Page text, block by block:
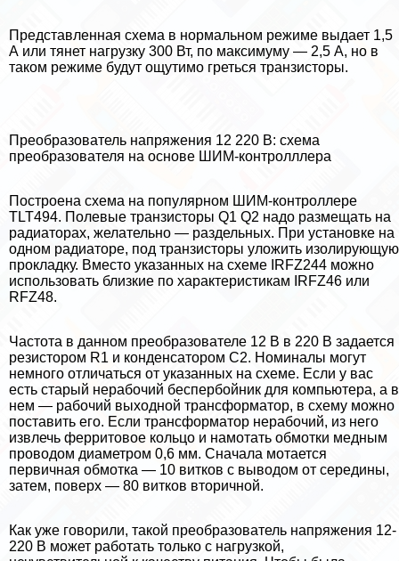
Представленная схема в нормальном режиме выдает 1,5
А или тянет нагрузку 300 Вт, по максимуму — 2,5 А, но в
таком режиме будут ощутимо греться транзисторы.
Преобразователь напряжения 12 220 В: схема
преобразователя на основе ШИМ-контролллера
Построена схема на популярном ШИМ-контроллере
TLT494. Полевые транзисторы Q1 Q2 надо размещать на
радиаторах, желательно — раздельных. При установке на
одном радиаторе, под транзисторы уложить изолирующую
прокладку. Вместо указанных на схеме IRFZ244 можно
использовать близкие по хаpaктеристикам IRFZ46 или
RFZ48.
Частота в данном преобразователе 12 В в 220 В задается
резистором R1 и конденсатором C2. Номиналы могут
немного отличаться от указанных на схеме. Если у вас
есть старый нерабочий беспербойник для компьютера, а в
нем — рабочий выходной трaнcформатор, в схему можно
поставить его. Если трaнcформатор нерабочий, из него
извлечь ферритовое кольцо и намотать обмотки медным
проводом диаметром 0,6 мм. Сначала мотается
первичная обмотка — 10 витков с выводом от середины,
затем, поверх — 80 витков вторичной.
Как уже говорили, такой преобразователь напряжения 12-
220 В может работать только с нагрузкой,